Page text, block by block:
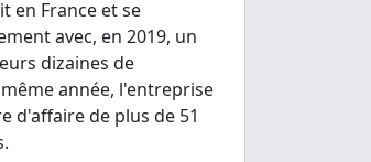
en France et se
avec, en 2019, un
dizaines de
année, l'entreprise
d'affaire de plus de 51